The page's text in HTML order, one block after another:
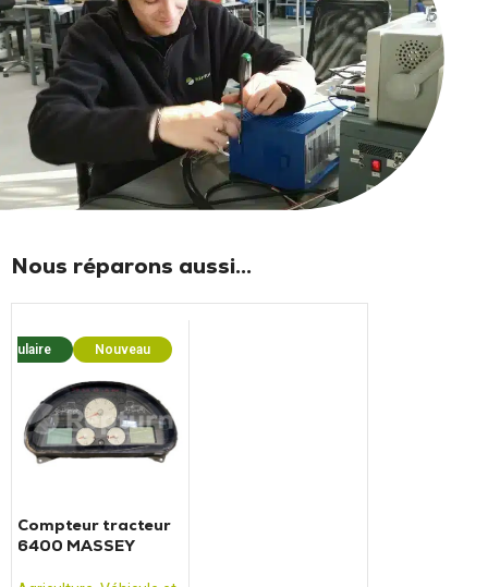
Nous réparons aussi...
Nouveau
Compteur tracteur
6400 MASSEY